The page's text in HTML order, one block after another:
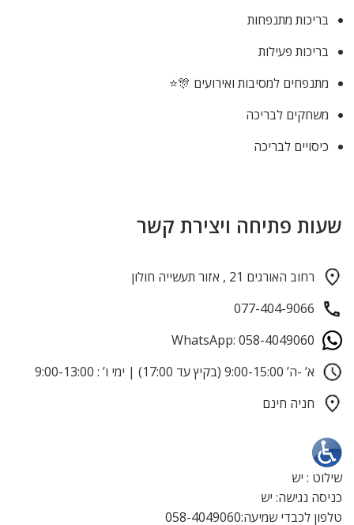
בריכות מתנפחות
בריכות פעילות
מתנפחים למסיבות ואירועים 🎊⭐
משחקים לבריכה
כיסויים לבריכה
שעות פתיחה ויצירת קשר
רחוב האורגים 21 , אזור תעשייה חולון
077-404-9066
WhatsApp: 058-4049060
א’ -ה’ 9:00-15:00 (בקיץ עד 17:00) | ימי ו’ : 9:00-13:00
חניה חינם
שילוט : יש
כניסה נגישה: יש
טלפון לכבדי שמיעה:058-4049060